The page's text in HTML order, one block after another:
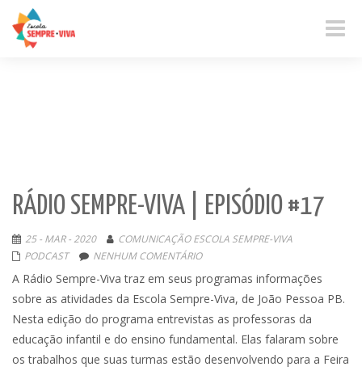
Toggle
RÁDIO SEMPRE-VIVA | EPISÓDIO #17
25 - MAR - 2020
COMUNICAÇÃO ESCOLA SEMPRE-VIVA
PODCAST
NENHUM COMENTÁRIO
A Rádio Sempre-Viva traz em seus programas informações
sobre as atividades da Escola Sempre-Viva, de João Pessoa PB.
Nesta edição do programa entrevistas as professoras da
educação infantil e do ensino fundamental. Elas falaram sobre
os trabalhos que suas turmas estão desenvolvendo para a Feira